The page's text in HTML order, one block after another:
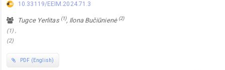
10.33119/EEIM.2024.71.3
Tugce Yerlitas (1), Ilona Bučiūnienė (2)
(1) ,
(2)
PDF (English)